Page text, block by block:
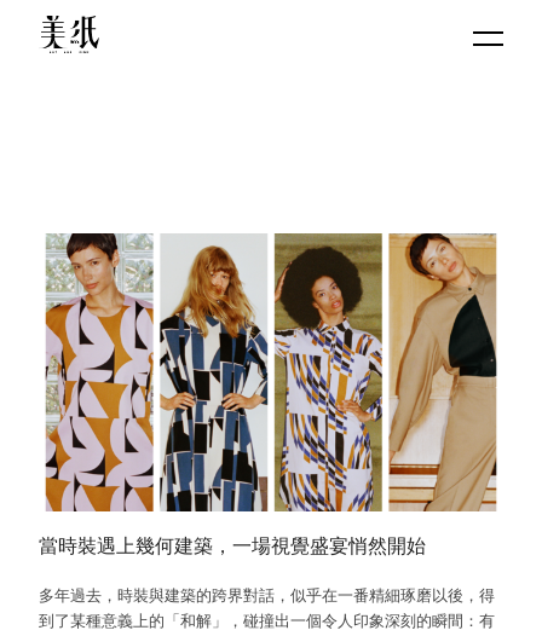
當時裝遇上幾何建築，一場視覺盛宴悄然開始
多年過去，時裝與建築的跨界對話，似乎在一番精細琢磨以後，得
到了某種意義上的「和解」，碰撞出一個令人印象深刻的瞬間：有